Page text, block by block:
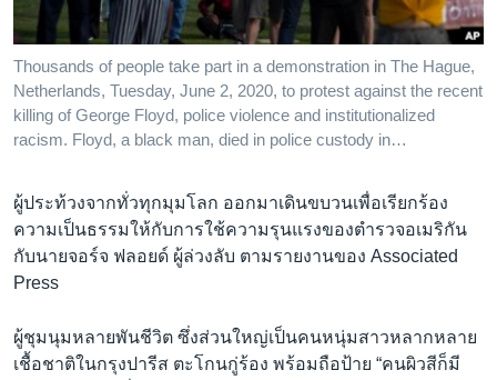
ติดตามเรา
Thousands of people take part in a demonstration in The Hague,
Netherlands, Tuesday, June 2, 2020, to protest against the recent
killing of George Floyd, police violence and institutionalized
racism. Floyd, a black man, died in police custody in…
ผู้ประท้วงจากทั่วทุกมุมโลก ออกมาเดินขบวนเพื่อเรียกร้อง
ความเป็นธรรมให้กับการใช้ความรุนแรงของตำรวจอเมริกัน
กับนายจอร์จ ฟลอยด์ ผู้ล่วงลับ ตามรายงานของ Associated
Press
ผู้ชุมนุมหลายพันชีวิต ซึ่งส่วนใหญ่เป็นคนหนุ่มสาวหลากหลาย
เชื้อชาติในกรุงปารีส ตะโกนกู่ร้อง พร้อมถือป้าย “คนผิวสีก็มี